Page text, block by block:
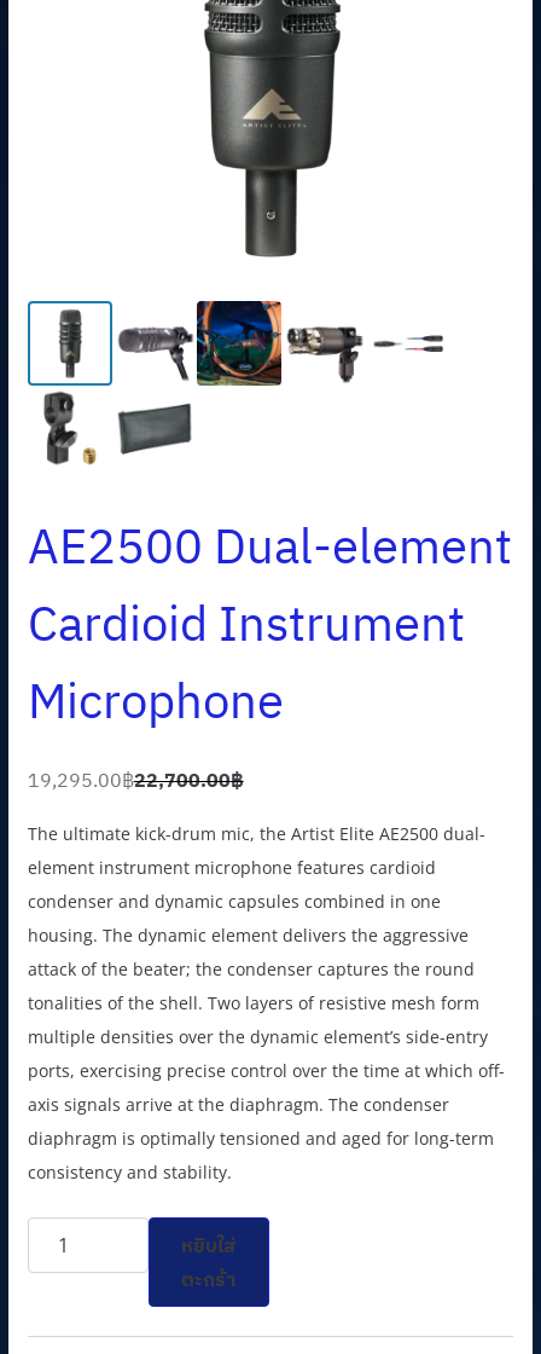
AE2500 Dual-element
Cardioid Instrument
Microphone
22,700.00฿
O
r
i
g
i
n
a
l
p
r
i
c
a
:
19,295.00฿
C
u
r
r
e
n
t
p
r
i
c
e
:
9
The ultimate kick-drum mic, the Artist Elite AE2500 dual-
element instrument microphone features cardioid
condenser and dynamic capsules combined in one
housing. The dynamic element delivers the aggressive
attack of the beater; the condenser captures the round
tonalities of the shell. Two layers of resistive mesh form
multiple densities over the dynamic element’s side-entry
ports, exercising precise control over the time at which off-
axis signals arrive at the diaphragm. The condenser
diaphragm is optimally tensioned and aged for long-term
consistency and stability.
จำนวน
AE2500
element
หยิบใส่
ตะกร้า